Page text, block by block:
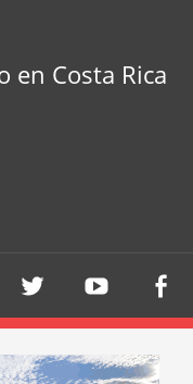
en Costa Rica